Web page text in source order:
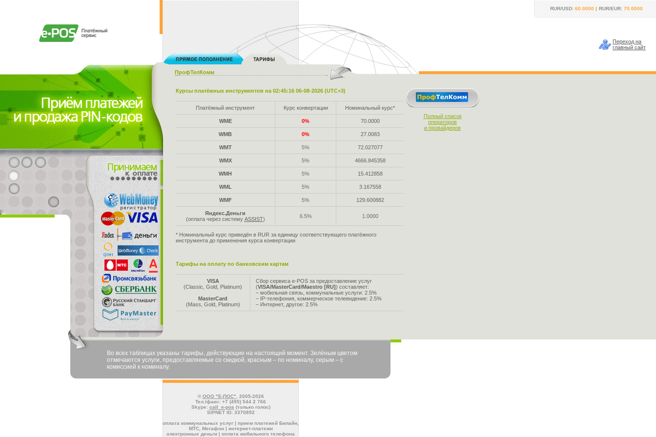
RUR/USD: 60.0000 | RUR/EUR: 70.0000
Переход на
главный сайт
ПрофТелКомм
Курсы платёжных инструментов на 02:45:16 06-08-2026 (UTC+3)
Платёжный инструмент Курс конвертации Номинальный курс*
WME 0% 70.0000
WMB 0% 27.0083
WMT 5% 72.027077
WMX 5% 4666.845358
WMH 5% 15.412858
WML 5% 3.167558
WMF 5% 129.600882
Яндекс.Деньги
(оплата через систему ASSIST) 6.5% 1.0000
* Номинальный курс приведён в RUR за единицу соответствующего платёжного
инструмента до применения курса конвертации
Тарифы на оплату по банковским картам
VISA
(Classic, Gold, Platinum)
MasterCard
(Mass, Gold, Platinum)
Сбор сервиса e-POS за предоставление услуг
(VISA/MasterCard/Maestro [RU]) составляет:
– мобильная связь, коммунальные услуги: 2.5%
– IP-телефония, коммерческое телевидение: 2.5%
– Интернет, другое: 2.5%
Полный список
операторов
и провайдеров
Во всех таблицах указаны тарифы, действующие на настоящий момент. Зелёным цветом
отмечаются услуги, предоставляемые со скидкой, красным – по номиналу, серым – с
комиссией к номиналу.
© ООО "Е-ПОС", 2005-2026
Тел./факс: +7 (495) 544 2 766
Skype: call_e-pos(только голос)
SIPNET ID: 3370892
оплата коммунальных услуг | прием платежей Билайн,
МТС, Мегафон | интернет-платежи
электронные деньги | оплата мобильного телефона